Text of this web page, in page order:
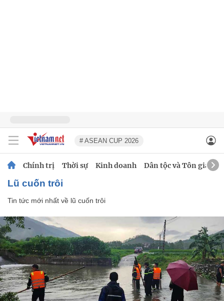
# ASEAN CUP 2026
Chính trị Thời sự Kinh doanh Dân tộc và Tôn giáo
lũ cuốn trôi
Tin tức mới nhất về lũ cuốn trôi